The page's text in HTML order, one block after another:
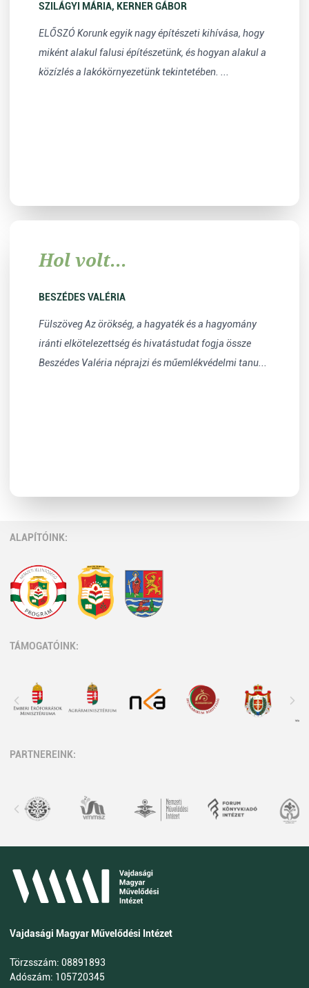
SZILÁGYI MÁRIA, KERNER GÁBOR
ELŐSZÓ Korunk egyik nagy építészeti kihívása, hogy
miként alakul falusi építészetünk, és hogyan alakul a
közízlés a lakókörnyezetünk tekintetében. ...
Hol volt...
BESZÉDES VALÉRIA
Fülszöveg Az örökség, a hagyaték és a hagyomány
iránti elkötelezettség és hivatástudat fogja össze
Beszédes Valéria néprajzi és műemlékvédelmi tanu...
ALAPÍTÓINK:
TÁMOGATÓINK:
PARTNEREINK:
Vajdasági Magyar Művelődési Intézet
Törzsszám: 08891893
Adószám: 105720345